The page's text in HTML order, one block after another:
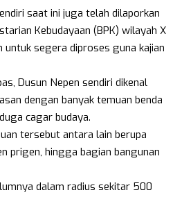
saat ini juga telah dilaporkan
Kebudayaan (BPK) wilayah X
untuk segera diproses guna kajian
Dusun Nepen sendiri dikenal
dengan banyak temuan benda
cagar budaya.
tersebut antara lain berupa
prigen, hingga bagian bangunan
dalam radius sekitar 500